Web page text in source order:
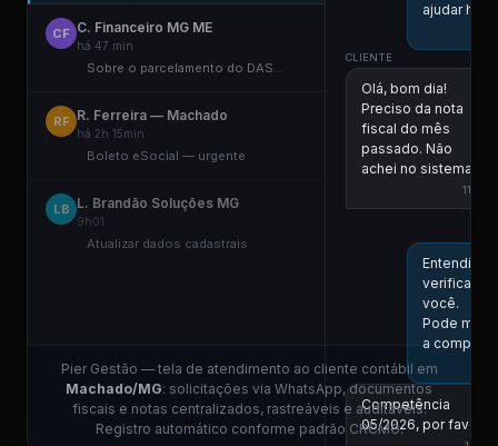
CF C. Financeiro MG ME
há 47 min
Sobre o parcelamento do DAS...
RF R. Ferreira — Machado
há 2h 15min
Boleto eSocial — urgente
LB L. Brandão Soluções MG
9h01
Atualizar dados cadastrais
ajudar
CLIENTE
Olá, bom dia!
Preciso da nota
fiscal do mês
passado. Não
achei no sistema.
11:00
Entendi!
verificar
você.
Pode me
a
Competência
05/2026, por favor.
Pier Gestão — tela de atendimento ao cliente contábil em
Machado/MG: solicitações via WhatsApp, documentos
fiscais e notas centralizados, rastreáveis e auditáveis.
Registro automático conforme padrão CRCMG.